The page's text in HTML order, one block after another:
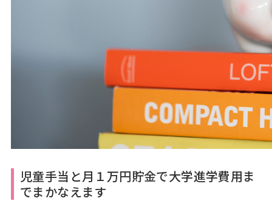
児童手当と月１万円貯金で大学進学費用ま
でまかなえます